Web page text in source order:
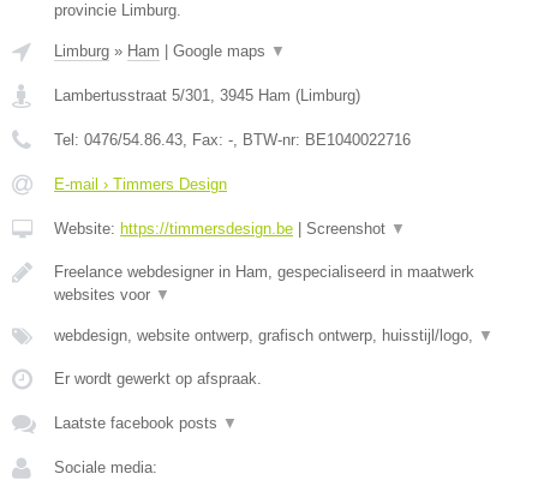
provincie Limburg.
Limburg » Ham Google maps ▼
Lambertusstraat 5/301, 3945 Ham (Limburg)
Tel: 0476/54.86.43, Fax: -, BTW-nr: BE1040022716
E-mail › Timmers Design
Website: https://timmersdesign.be Screenshot ▼
Freelance webdesigner in Ham, gespecialiseerd in maatwerk
websites voor ▼
webdesign, website ontwerp, grafisch ontwerp, huisstijl/logo, ▼
Er wordt gewerkt op afspraak.
Laatste facebook posts ▼
Sociale media: